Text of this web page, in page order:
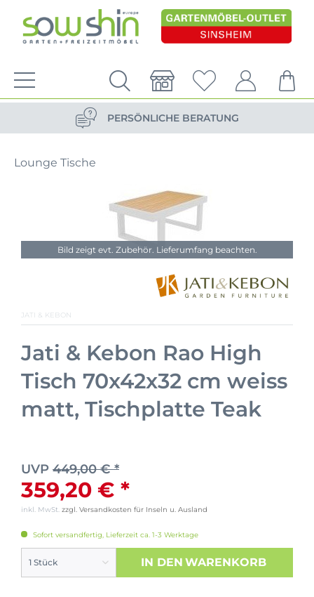
VERSANDKOSTENFREIE LIEFERUNG
PERSÖNLICHE BERATUNG
PERSÖNLICHE BERATUNG
Lounge Tische
Bild zeigt evt. Zubehör. Lieferumfang beachten.
JATI & KEBON
Jati & Kebon Rao High
Tisch 70x42x32 cm weiss
matt, Tischplatte Teak
UVP 449,00 € *
359,20 € *
inkl. MwSt. zzgl. Versandkosten für Inseln u. Ausland
Sofort versandfertig, Lieferzeit ca. 1-3 Werktage
IN DEN WARENKORB